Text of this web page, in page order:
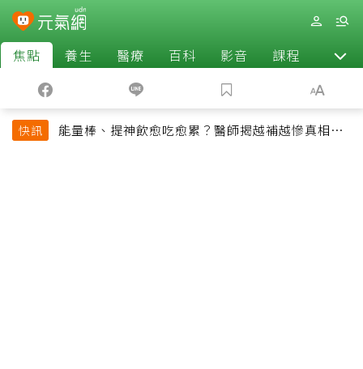
焦點 養生 醫療 百科 影音 課程 退休
快訊
能量棒、提神飲愈吃愈累？醫師揭越補越慘真相：